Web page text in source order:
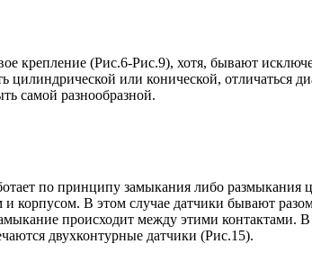
крепление (Рис.6-Рис.9), хотя, бывают
цилиндрической или конической,
самой разнообразной.
по принципу замыкания либо
корпусом. В этом случае датчики бывают
происходит между этими
двухконтурные датчики (Рис.15).